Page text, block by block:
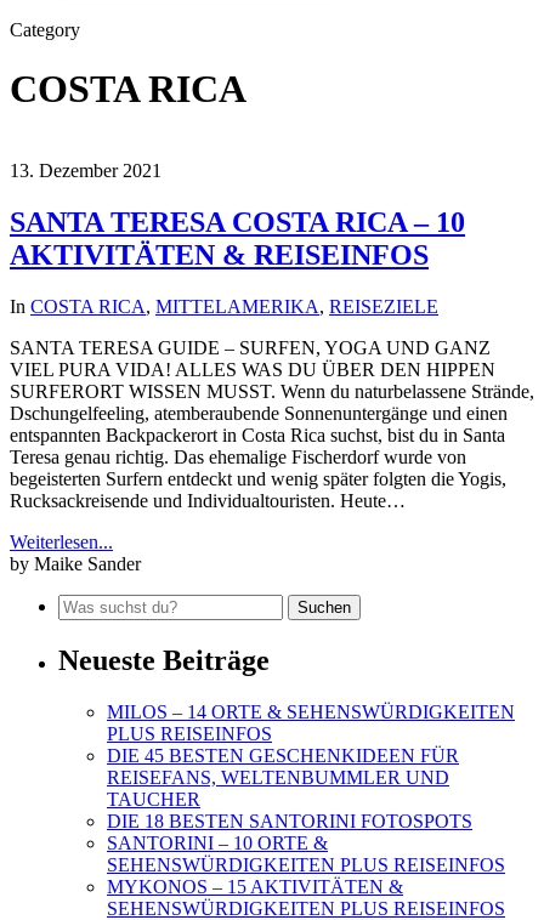
Category
COSTA RICA
13. Dezember 2021
SANTA TERESA COSTA RICA – 10
AKTIVITÄTEN & REISEINFOS
In COSTA RICA, MITTELAMERIKA, REISEZIELE
SANTA TERESA GUIDE – SURFEN, YOGA UND GANZ
VIEL PURA VIDA! ALLES WAS DU ÜBER DEN HIPPEN
SURFERORT WISSEN MUSST. Wenn du naturbelassene Strände,
Dschungelfeeling, atemberaubende Sonnenuntergänge und einen
entspannten Backpackerort in Costa Rica suchst, bist du in Santa
Teresa genau richtig. Das ehemalige Fischerdorf wurde von
begeisterten Surfern entdeckt und wenig später folgten die Yogis,
Rucksackreisende und Individualtouristen. Heute…
Weiterlesen...
by Maike Sander
Neueste Beiträge
MILOS – 14 ORTE & SEHENSWÜRDIGKEITEN
PLUS REISEINFOS
DIE 45 BESTEN GESCHENKIDEEN FÜR
REISEFANS, WELTENBUMMLER UND
TAUCHER
DIE 18 BESTEN SANTORINI FOTOSPOTS
SANTORINI – 10 ORTE &
SEHENSWÜRDIGKEITEN PLUS REISEINFOS
MYKONOS – 15 AKTIVITÄTEN &
SEHENSWÜRDIGKEITEN PLUS REISEINFOS